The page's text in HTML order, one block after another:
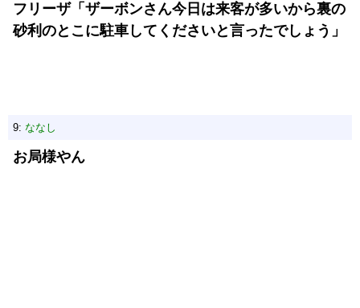
フリーザ「ザーボンさん今日は来客が多いから裏の
砂利のとこに駐車してくださいと言ったでしょう」
9: ななし
お局様やん